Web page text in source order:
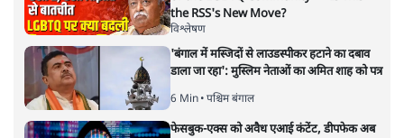
निम्न जातियों को अभी भी जाति असहज करती है और इन जातियों के
लोग अपनी जाति का खुलासा करने से हिचकिचाते हैं। वहीं, बीजेपी
निम्न जातियों के माथे पर जाति का ठप्पा लगा देने की कवायद में जुटी
हुई है।